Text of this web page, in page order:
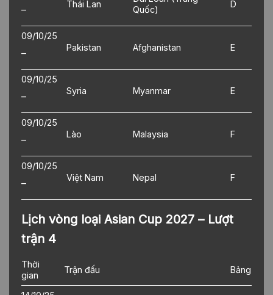
– Thái Lan
Quốc)
D
09/10/25
– Pakistan Afghanistan E
09/10/25
– Syria Myanmar E
09/10/25
– Lào Malaysia F
09/10/25
– Việt Nam Nepal F
Lịch vòng loại Asian Cup 2027 – Lượt
trận 4
Thời
gian
Trận đấu Bảng